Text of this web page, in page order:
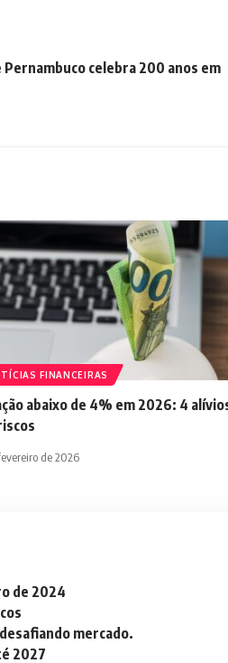
Pernambuco celebra 200 anos em
FINANCEIRAS
abaixo de 4% em 2026: 4
de 2026
de 2024
mercado.
2027